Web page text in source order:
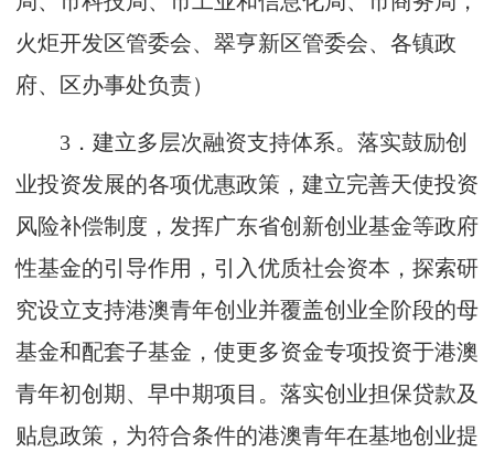
火炬开发区管委会、翠亨新区管委会、各镇政
府、区办事处负责）
3 ．建立多层次融资支持体系。落实鼓励创
业投资发展的各项优惠政策，建立完善天使投资
风险补偿制度，发挥广东省创新创业基金等政府
性基金的引导作用，引入优质社会资本，探索研
究设立支持港澳青年创业并覆盖创业全阶段的母
基金和配套子基金，使更多资金专项投资于港澳
青年初创期、早中期项目。落实创业担保贷款及
贴息政策，为符合条件的港澳青年在基地创业提